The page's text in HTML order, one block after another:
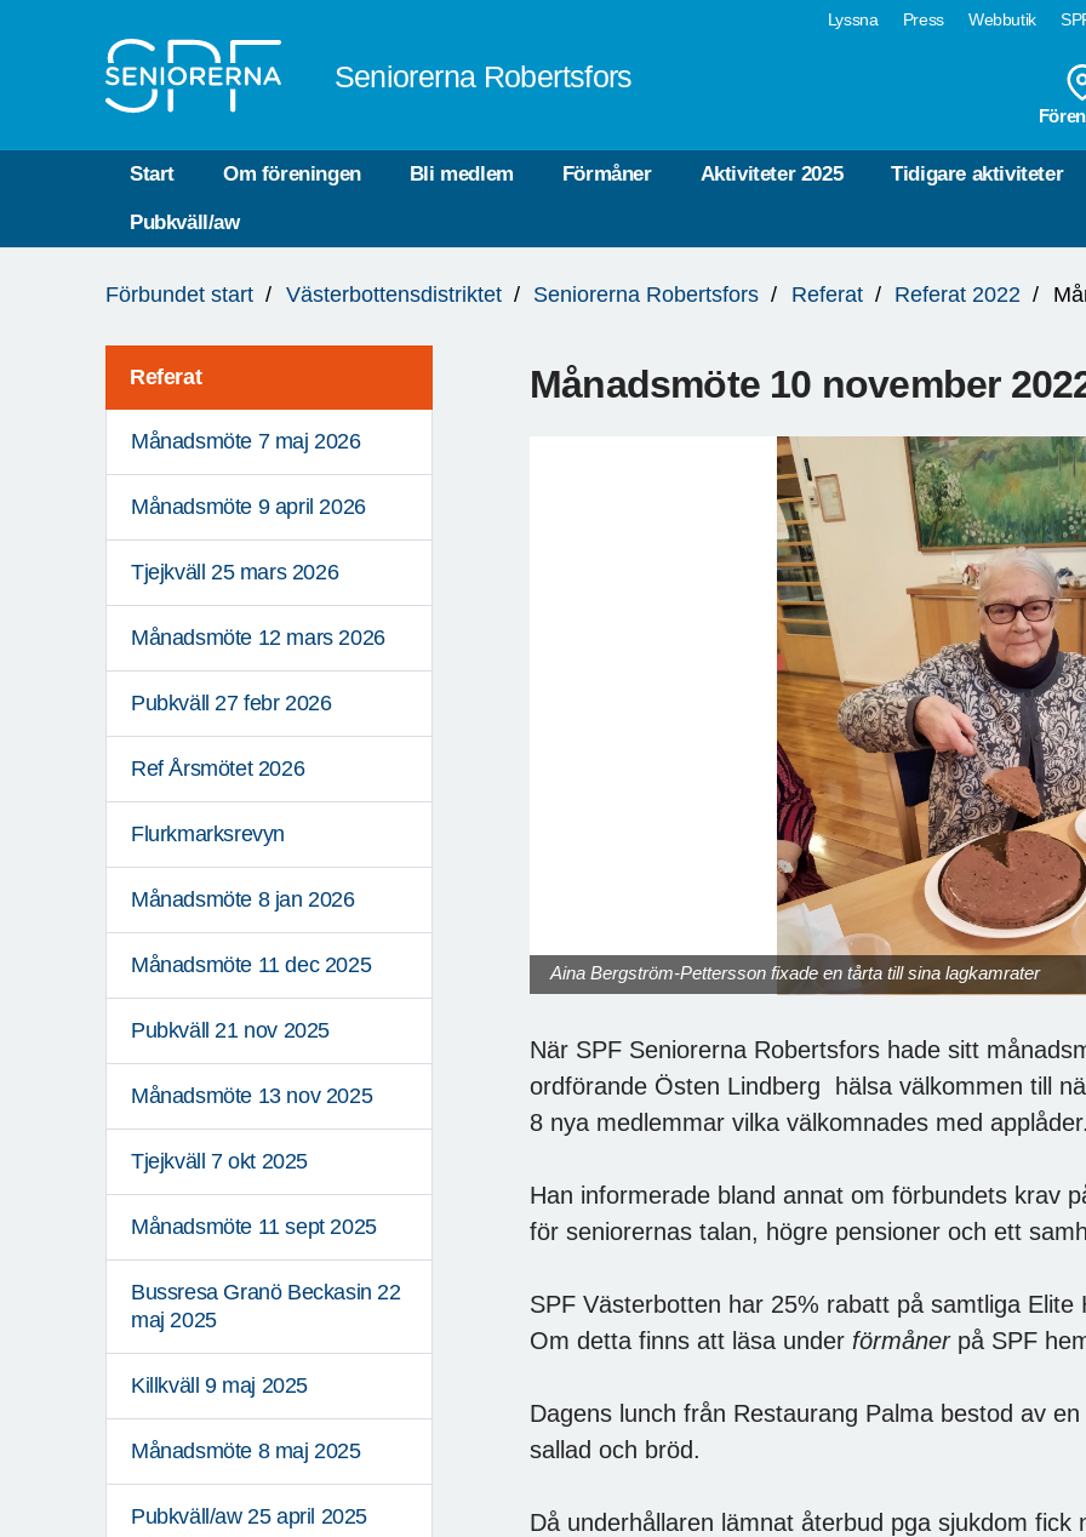
Lyssna Press Webbutik
Seniorerna Robertsfors
Start Om föreningen Bli medlem Förmåner Aktiviteter 2025 Tidigare aktiviteter
Pubkväll/aw
är
Förbundet start Västerbottensdistriktet Seniorerna Robertsfors Referat Referat 2022
Referat
Månadsmöte 7 maj 2026
Månadsmöte 9 april 2026
Tjejkväll 25 mars 2026
Månadsmöte 12 mars 2026
Pubkväll 27 febr 2026
Ref Årsmötet 2026
Flurkmarksrevyn
Månadsmöte 8 jan 2026
Månadsmöte 11 dec 2025
Pubkväll 21 nov 2025
Månadsmöte 13 nov 2025
Tjejkväll 7 okt 2025
Månadsmöte 11 sept 2025
Bussresa Granö Beckasin 22
maj 2025
Killkväll 9 maj 2025
Månadsmöte 8 maj 2025
Pubkväll/aw 25 april 2025
Månadsmöte 10 november
Aina Bergström-Pettersson fixade en tårta till sina lagkamrater
När SPF Seniorerna Robertsfors hade sitt
ordförande Östen Lindberg hälsa välkommen till
8 nya medlemmar vilka välkomnades med
Han informerade bland annat om förbundets krav
för seniorernas talan, högre pensioner och ett
SPF Västerbotten har 25% rabatt på samtliga Elite
Om detta finns att läsa under förmånerpå SPF
Dagens lunch från Restaurang Palma bestod av
sallad och bröd.
Då underhållaren lämnat återbud pga sjukdom fick